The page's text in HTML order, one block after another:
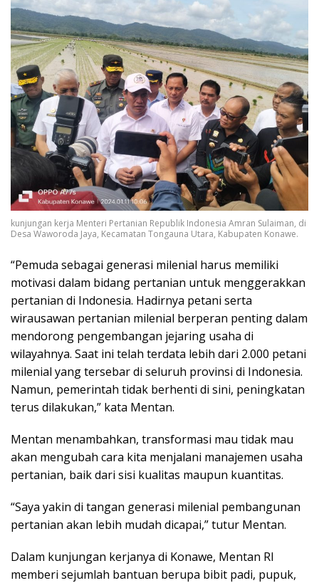
kunjungan kerja Menteri Pertanian Republik Indonesia Amran Sulaiman, di
Desa Waworoda Jaya, Kecamatan Tongauna Utara, Kabupaten Konawe.
“Pemuda sebagai generasi milenial harus memiliki
motivasi dalam bidang pertanian untuk menggerakkan
pertanian di Indonesia. Hadirnya petani serta
wirausawan pertanian milenial berperan penting dalam
mendorong pengembangan jejaring usaha di
wilayahnya. Saat ini telah terdata lebih dari 2.000 petani
milenial yang tersebar di seluruh provinsi di Indonesia.
Namun, pemerintah tidak berhenti di sini, peningkatan
terus dilakukan,” kata Mentan.
Mentan menambahkan, transformasi mau tidak mau
akan mengubah cara kita menjalani manajemen usaha
pertanian, baik dari sisi kualitas maupun kuantitas.
“Saya yakin di tangan generasi milenial pembangunan
pertanian akan lebih mudah dicapai,” tutur Mentan.
Dalam kunjungan kerjanya di Konawe, Mentan RI
memberi sejumlah bantuan berupa bibit padi, pupuk,